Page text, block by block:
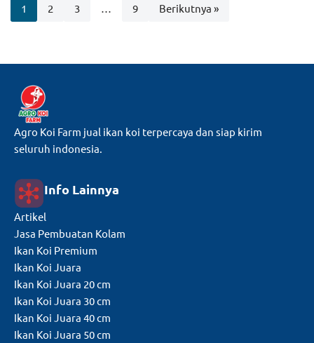
1 2 3 9 Berikutnya »
Agro Koi Farm jual ikan koi terpercaya dan siap kirim
seluruh indonesia.
Info Lainnya
Artikel
Jasa Pembuatan Kolam
Ikan Koi Premium
Ikan Koi Juara
Ikan Koi Juara 20 cm
Ikan Koi Juara 30 cm
Ikan Koi Juara 40 cm
Ikan Koi Juara 50 cm